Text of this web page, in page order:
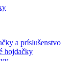
a príslušenstvo
hojdačky